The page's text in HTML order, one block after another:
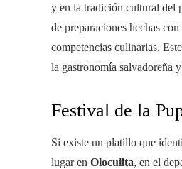
y en la tradición cultural del
de preparaciones hechas
competencias culinarias.
la gastronomía salvadoreña
Festival de la
Si existe un platillo que
lugar en Olocuilta, en el